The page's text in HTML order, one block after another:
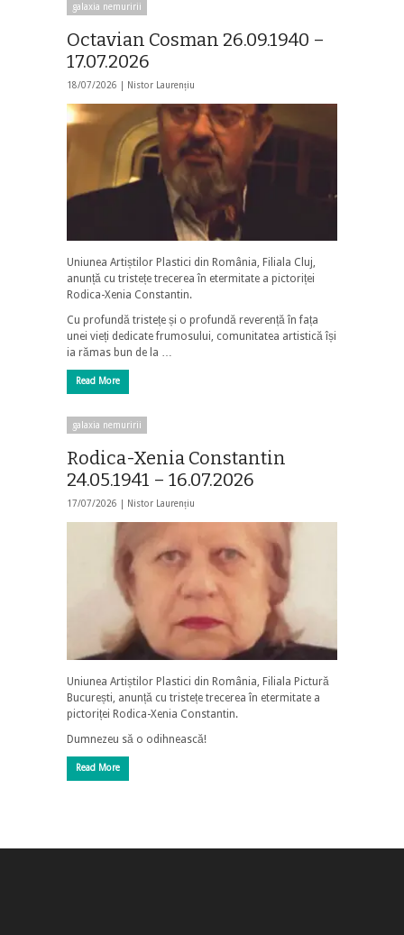
galaxia nemuririi
Octavian Cosman 26.09.1940 –
17.07.2026
18/07/2026 | Nistor Laurențiu
Uniunea Artiștilor Plastici din România, Filiala Cluj,
anunță cu tristețe trecerea în etermitate a pictoriței
Rodica-Xenia Constantin.
Cu profundă tristețe și o profundă reverență în fața
unei vieți dedicate frumosului, comunitatea artistică își
ia rămas bun de la …
Read More
galaxia nemuririi
Rodica-Xenia Constantin
24.05.1941 – 16.07.2026
17/07/2026 | Nistor Laurențiu
Uniunea Artiștilor Plastici din România, Filiala Pictură
București, anunță cu tristețe trecerea în etermitate a
pictoriței Rodica-Xenia Constantin.
Dumnezeu să o odihnească!
Read More